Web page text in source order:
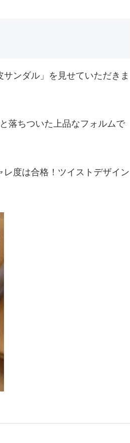
ンダル」を見せていただきま
落ちついた上品なフォルムで
度は合格！ツイストデザイン